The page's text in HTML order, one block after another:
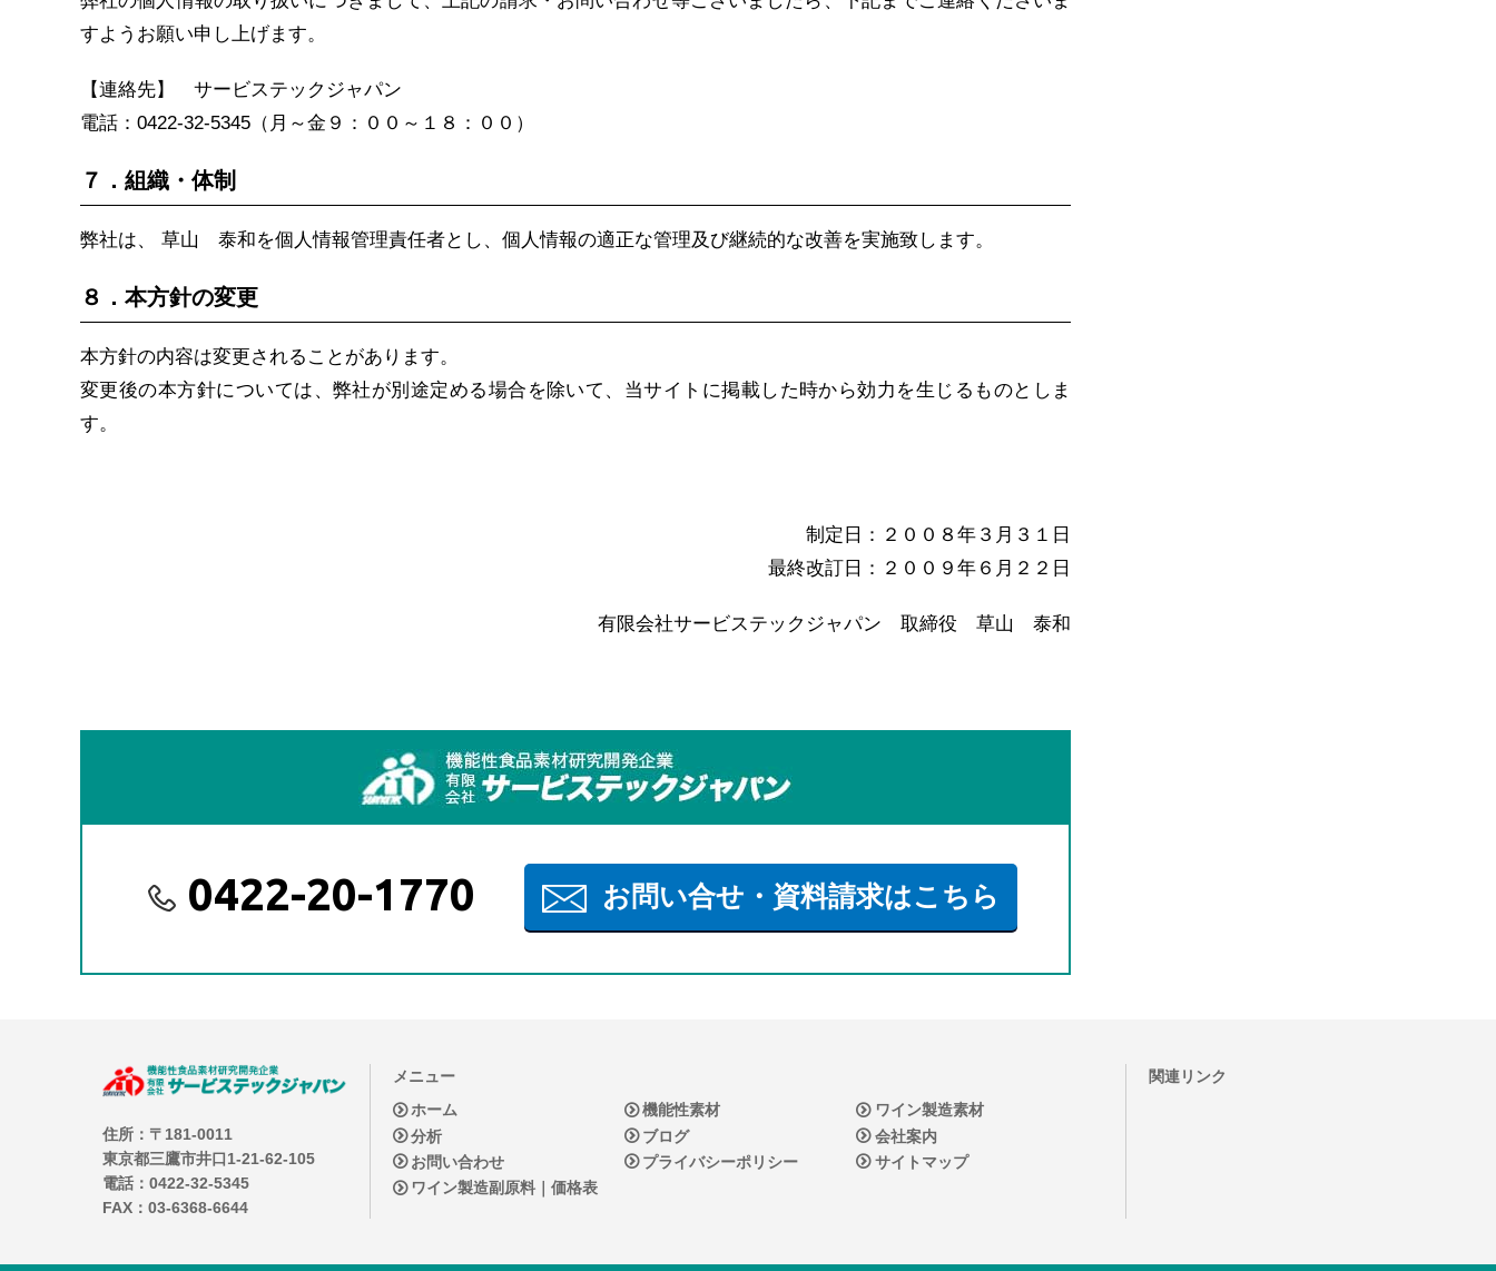
すようお願い申し上げます。
【連絡先】 サービステックジャパン
電話：0422-32-5345（月～金９：００～１８：００）
７．組織・体制
弊社は、 草山 泰和を個人情報管理責任者とし、個人情報の適正な管理及び継続的な改善を実施致します。
８．本方針の変更
本方針の内容は変更されることがあります。
変更後の本方針については、弊社が別途定める場合を除いて、当サイトに掲載した時から効力を生じるものとしま
す。
制定日：２００８年３月３１日
最終改訂日：２００９年６月２２日
有限会社サービステックジャパン 取締役 草山 泰和
0422-20-1770 お問い合せ・資料請求はこちら
住所：〒181-0011
東京都三鷹市井口1-21-62-105
電話：0422-32-5345
FAX：03-6368-6644
メニュー
ホーム
機能性素材
ワイン製造素材
分析
ブログ
会社案内
お問い合わせ
プライバシーポリシー
サイトマップ
ワイン製造副原料｜価格表
関連リンク